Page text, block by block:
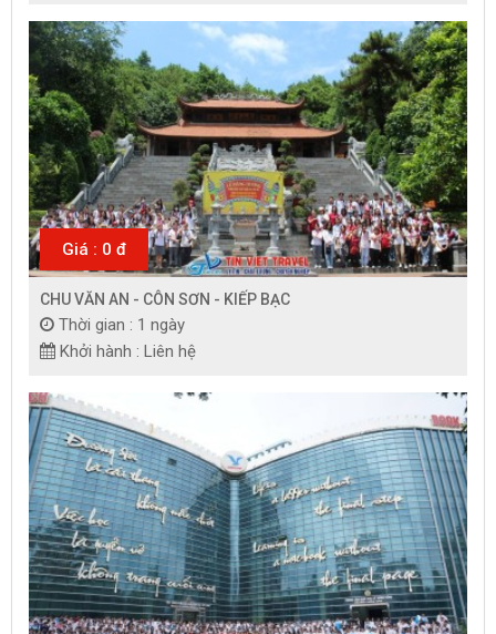
Giá : 0 đ
CHU VĂN AN - CÔN SƠN - KIẾP BẠC
Thời gian : 1 ngày
Khởi hành : Liên hệ